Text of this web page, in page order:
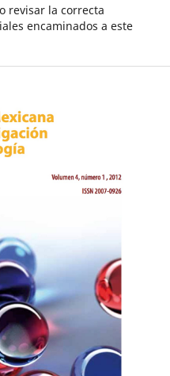
revisar la correcta
encaminados a este